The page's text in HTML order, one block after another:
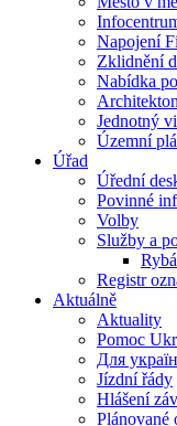
Napojení
Zklidnění
Nabídka
Jednotný
Územní
Úřad
Úřední
Povinné
Volby
Služby a
Registr
Aktuálně
Aktuality
Pomoc
Для
Jízdní řády
Hlášení
Plánované